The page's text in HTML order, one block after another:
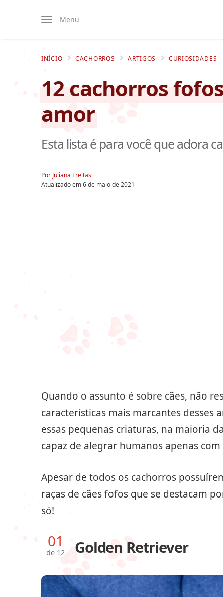
Menu
INÍCIO CACHORROS ARTIGOS CURIOSIDADES
12 cachorros
amor
Esta lista é para você que adora
Por Juliana Freitas
Atualizado em6 de maio de 2021
Quando o assunto é sobre cães, não
características mais marcantes
essas pequenas criaturas, na maioria
capaz de alegrar humanos apenas
Apesar de todos os cachorros
raças de cães fofos que se destacam
só!
01
de 12 Golden Retriever